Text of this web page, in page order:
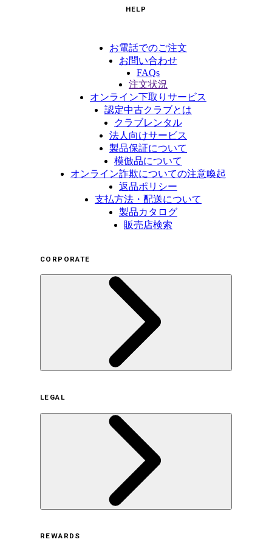
HELP
お電話でのご注文
お問い合わせ
FAQs
注文状況
オンライン下取りサービス
認定中古クラブとは
クラブレンタル
法人向けサービス
製品保証について
模倣品について
オンライン詐欺についての注意喚起
返品ポリシー
支払方法・配送について
製品カタログ
販売店検索
CORPORATE
サステナビリティの取り組み（日本）
サステナビリティの取り組み（米国/英語）
ヒストリー
採用情報
LEGAL
REWARDS